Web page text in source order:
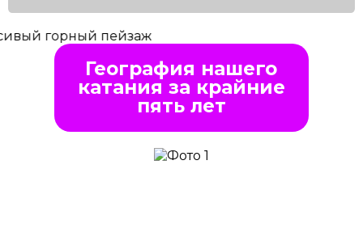
География нашего
катания за крайние
пять лет